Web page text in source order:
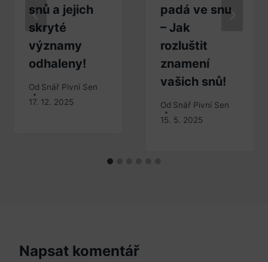
snů a jejich
skryté
významy
odhaleny!
Od Snář Pivní Sen
17. 12. 2025
padá ve snu
– Jak
rozluštit
znamení
vašich snů!
Od Snář Pivní Sen
15. 5. 2025
Napsat komentář